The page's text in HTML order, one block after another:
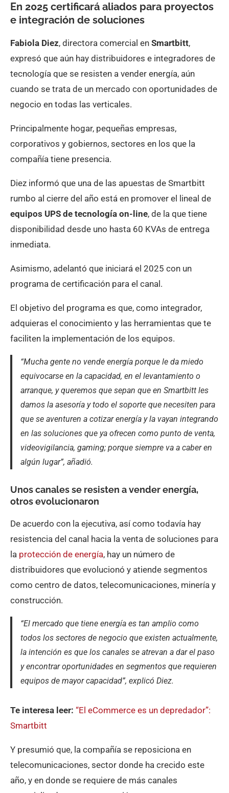
En 2025 certificará aliados para proyectos
e integración de soluciones
Fabiola Diez, directora comercial en Smartbitt,
expresó que aún hay distribuidores e integradores de
tecnología que se resisten a vender energía, aún
cuando se trata de un mercado con oportunidades de
negocio en todas las verticales.
Principalmente hogar, pequeñas empresas,
corporativos y gobiernos, sectores en los que la
compañía tiene presencia.
Diez informó que una de las apuestas de Smartbitt
rumbo al cierre del año está en promover el lineal de
equipos UPS de tecnología on-line, de la que tiene
disponibilidad desde uno hasta 60 KVAs de entrega
inmediata.
Asimismo, adelantó que iniciará el 2025 con un
programa de certificación para el canal.
El objetivo del programa es que, como integrador,
adquieras el conocimiento y las herramientas que te
faciliten la implementación de los equipos.
“Mucha gente no vende energía porque le da miedo
equivocarse en la capacidad, en el levantamiento o
arranque, y queremos que sepan que en Smartbitt les
damos la asesoría y todo el soporte que necesiten para
que se aventuren a cotizar energía y la vayan integrando
en las soluciones que ya ofrecen como punto de venta,
videovigilancia, gaming; porque siempre va a caber en
algún lugar”, añadió.
Unos canales se resisten a vender energía,
otros evolucionaron
De acuerdo con la ejecutiva, así como todavía hay
resistencia del canal hacia la venta de soluciones para
la protección de energía, hay un número de
distribuidores que evolucionó y atiende segmentos
como centro de datos, telecomunicaciones, minería y
construcción.
“El mercado que tiene energía es tan amplio como
todos los sectores de negocio que existen actualmente,
la intención es que los canales se atrevan a dar el paso
y encontrar oportunidades en segmentos que requieren
equipos de mayor capacidad”, explicó Diez.
Te interesa leer: “El eCommerce es un depredador”:
Smartbitt
Y presumió que, la compañía se reposiciona en
telecomunicaciones, sector donde ha crecido este
año, y en donde se requiere de más canales